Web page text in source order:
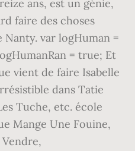
ans, est un génie,
faire des choses
var logHuman =
= true; Et
vient de faire Isabelle
dans Tatie
Tuche, etc. école
Mange Une Fouine,